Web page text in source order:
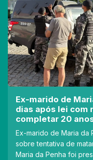
Ex-marido de
dias após lei com
completar 20
Ex-marido de Maria da
sobre tentativa de
Maria da Penha foi